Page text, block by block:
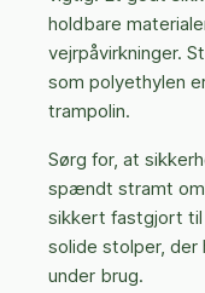
holdbare
vejrpåvirkninger.
som polyethylen
trampolin.
Sørg for, at
spændt stramt
sikkert fastgjort til
solide stolper,
under brug.